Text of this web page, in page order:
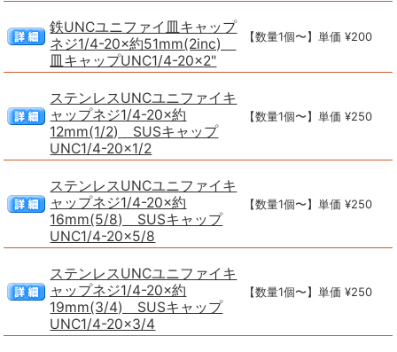
鉄UNCユニファイ皿キャップ
ネジ1/4-20×約51mm(2inc)
皿キャップUNC1/4-20×2"
【数量1個〜】単価 ¥200
ステンレスUNCユニファイキ
ャップネジ1/4-20×約
12mm(1/2) SUSキャップ
UNC1/4-20×1/2
【数量1個〜】単価 ¥250
ステンレスUNCユニファイキ
ャップネジ1/4-20×約
16mm(5/8) SUSキャップ
UNC1/4-20×5/8
【数量1個〜】単価 ¥250
ステンレスUNCユニファイキ
ャップネジ1/4-20×約
19mm(3/4) SUSキャップ
UNC1/4-20×3/4
【数量1個〜】単価 ¥250